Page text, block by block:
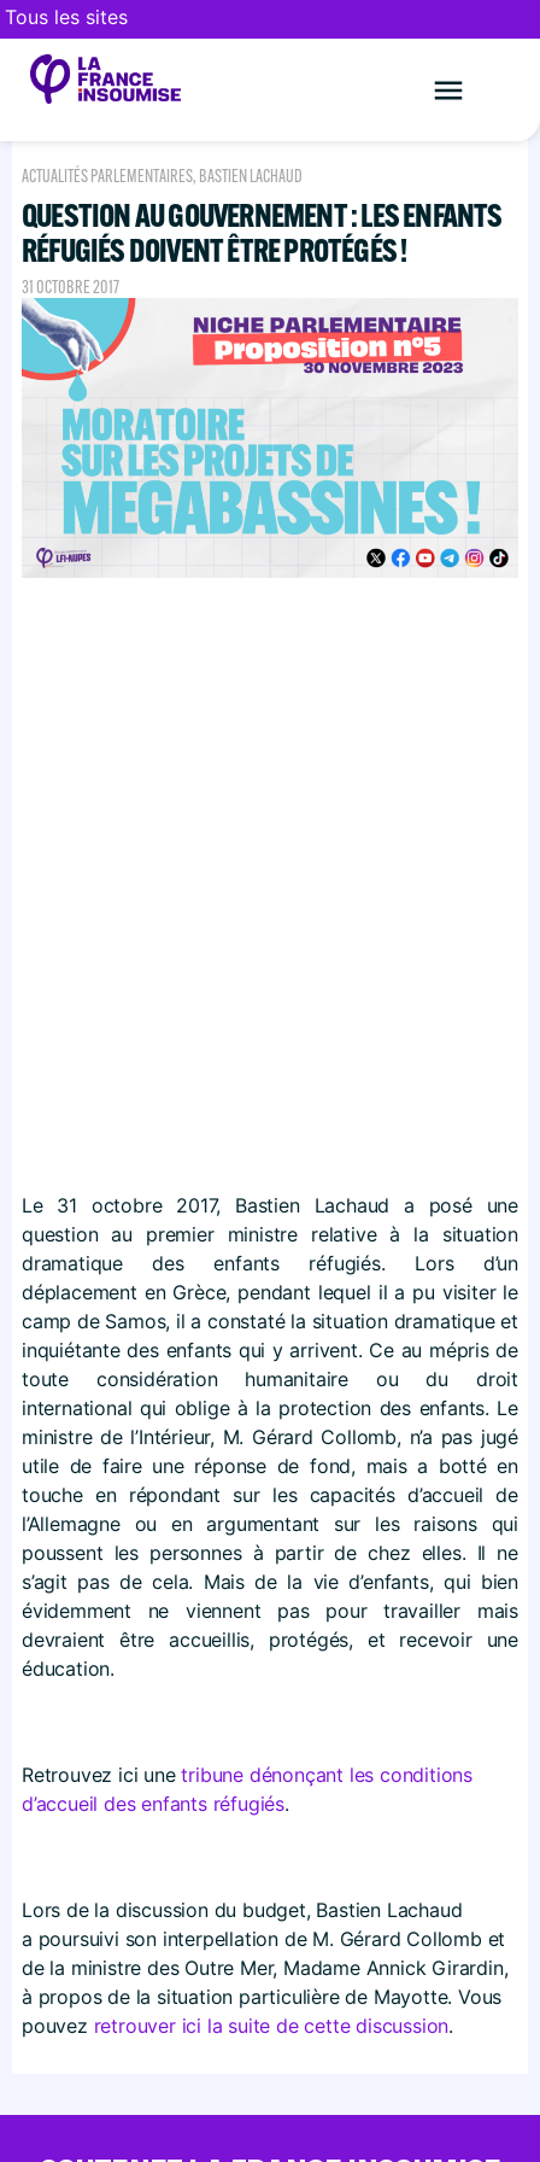
Tous les sites
ACTUALITÉS PARLEMENTAIRES, BASTIEN LACHAUD
QUESTION AU GOUVERNEMENT : LES ENFANTS
RÉFUGIÉS DOIVENT ÊTRE PROTÉGÉS !
31 OCTOBRE 2017
Le 31 octobre 2017, Bastien Lachaud a posé une
question au premier ministre relative à la situation
dramatique des enfants réfugiés. Lors d’un
déplacement en Grèce, pendant lequel il a pu visiter le
camp de Samos, il a constaté la situation dramatique et
inquiétante des enfants qui y arrivent. Ce au mépris de
toute considération humanitaire ou du droit
international qui oblige à la protection des enfants. Le
ministre de l’Intérieur, M. Gérard Collomb, n’a pas jugé
utile de faire une réponse de fond, mais a botté en
touche en répondant sur les capacités d’accueil de
l’Allemagne ou en argumentant sur les raisons qui
poussent les personnes à partir de chez elles. Il ne
s’agit pas de cela. Mais de la vie d’enfants, qui bien
évidemment ne viennent pas pour travailler mais
devraient être accueillis, protégés, et recevoir une
éducation.
Retrouvez ici unetribune dénonçant les conditions
d’accueil des enfants réfugiés.
Lors de la discussion du budget, Bastien Lachaud
a poursuivi son interpellation de M. Gérard Collomb et
de la ministre des Outre Mer, Madame Annick Girardin,
à propos de la situation particulière de Mayotte. Vous
pouvez retrouver ici la suite de cette discussion.